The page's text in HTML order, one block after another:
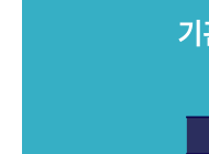
키워드로